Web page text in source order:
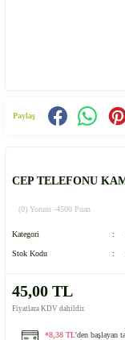
Paylaş
CEP TELEFONU
(0) Yorum -4500 Puan
Kategori
Stok Kodu
45,00 TL
Fiyatlara KDV dahildir.
*8,38 TL'den başlayan